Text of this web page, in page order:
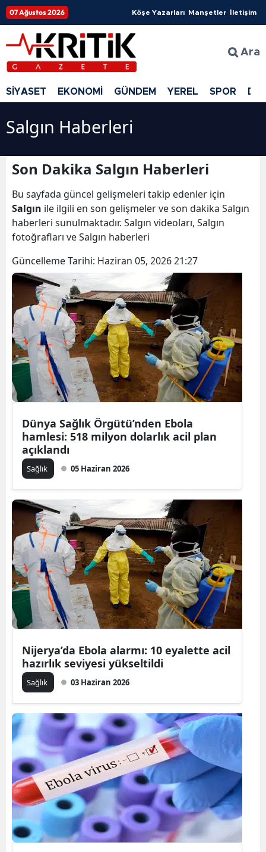
07 Ağustos 2026 Köşe Yazarları Manşetler İletişim
Ara
SİYASET EKONOMİ GÜNDEM YEREL SPOR
Salgın Haberleri
Son Dakika Salgın Haberleri
Bu sayfada güncel gelişmeleri takip edenler için
Salgın ile ilgili en son gelişmeler ve son dakika Salgın
haberleri sunulmaktadır. Salgın videoları, Salgın
fotoğrafları ve Salgın haberleri
Güncelleme Tarihi: Haziran 05, 2026 21:27
Dünya Sağlık Örgütü’nden Ebola
hamlesi: 518 milyon dolarlık acil plan
açıklandı
Sağlık 05 Haziran 2026
Nijerya’da Ebola alarmı: 10 eyalette acil
hazırlık seviyesi yükseltildi
Sağlık 03 Haziran 2026